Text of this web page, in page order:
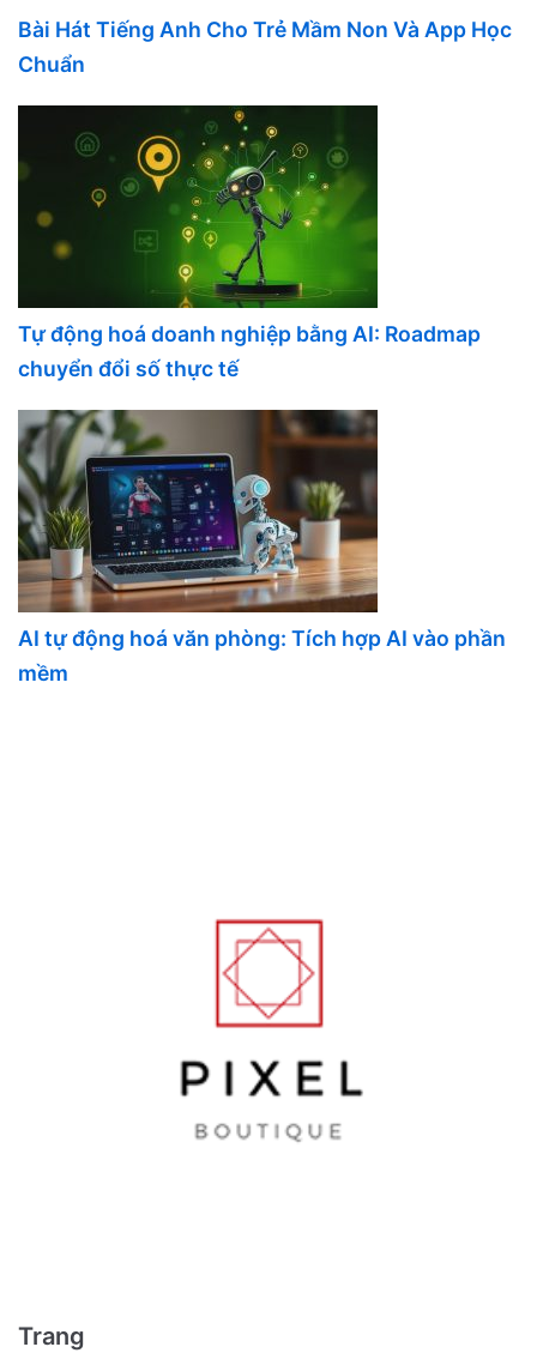
Bài Hát Tiếng Anh Cho Trẻ Mầm Non Và App Học
Chuẩn
Tự động hoá doanh nghiệp bằng AI: Roadmap
chuyển đổi số thực tế
AI tự động hoá văn phòng: Tích hợp AI vào phần
mềm
Trang